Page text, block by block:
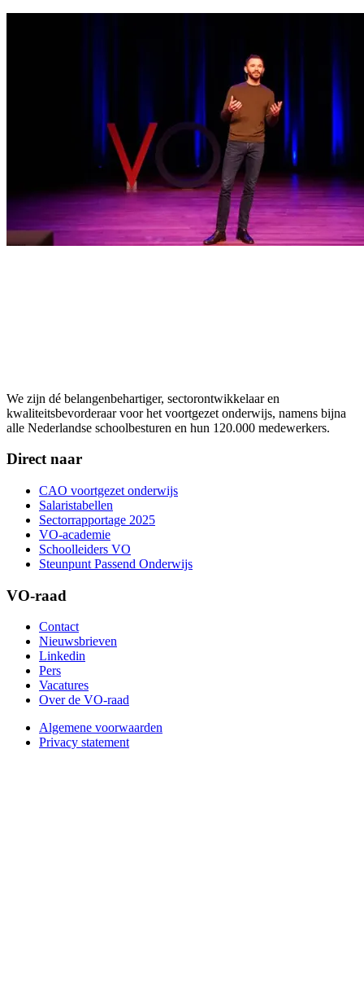
We zijn dé belangenbehartiger, sectorontwikkelaar en
kwaliteitsbevorderaar voor het voortgezet onderwijs, namens bijna
alle Nederlandse schoolbesturen en hun 120.000 medewerkers.
Direct naar
CAO voortgezet onderwijs
Salaristabellen
Sectorrapportage 2025
VO-academie
Schoolleiders VO
Steunpunt Passend Onderwijs
VO-raad
Contact
Nieuwsbrieven
Linkedin
Pers
Vacatures
Over de VO-raad
Algemene voorwaarden
Privacy statement